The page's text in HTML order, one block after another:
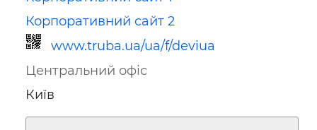
Корпоративний сайт 2
www.truba.ua/ua/f/deviua
Центральний офіс
Київ